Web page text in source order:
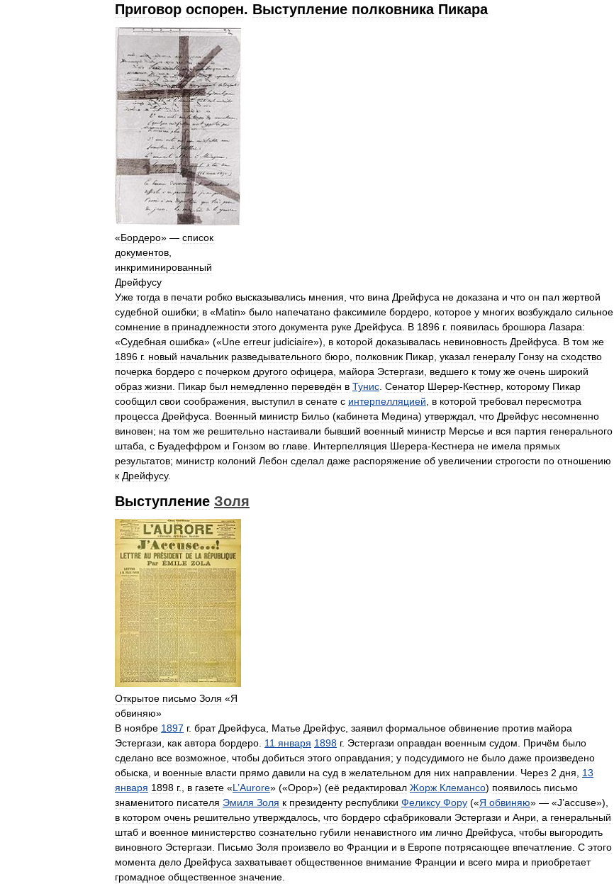
Приговор оспорен. Выступление полковника Пикара
«Бордеро» — список
документов
инкриминированный
Дрейфусу
Уже тогда в печати робко высказывались мнения что вина Дрейфуса не доказана и что он пал жертвой
судебной ошибки; в «Matin» было напечатано факсимиле бордеро которое у многих возбуждало сильное
сомнение в принадлежности этого документа руке Дрейфуса В 1896 г. появилась брошюра Лазара:
«Судебная ошибка» («Une erreur judiciaire»), в которой доказывалась невиновность Дрейфуса В том же
1896 г. новый начальник разведывательного бюро полковник Пикар указал генералу Гонзу на сходство
почерка бордеро с почерком другого офицера майора Эстергази ведшего к тому же очень широкий
образ жизни Пикар был немедленно переведён в Тунис Сенатор Шерер-Кестнер которому Пикар
сообщил свои соображения выступил в сенате с интерпелляцией в которой требовал пересмотра
процесса Дрейфуса Военный министр Бильо (кабинета Медина) утверждал что Дрейфус несомненно
виновен; на том же решительно настаивали бывший военный министр Мерсье и вся партия генерального
штаба с Буадеффром и Гонзом во главе Интерпелляция Шерера-Кестнера не имела прямых
результатов; министр колоний Лебон сделал даже распоряжение об увеличении строгости по отношению
к Дрейфусу.
Выступление Золя
Открытое письмо Золя «Я
обвиняю»
В ноябре 1897 г. брат Дрейфуса Матье Дрейфус заявил формальное обвинение против майора
Эстергази
как автора бордеро 11 января 1898 г. Эстергази оправдан военным судом Причём было
сделано все возможное чтобы добиться этого оправдания; у подсудимого не было даже произведено
обыска
и военные власти прямо давили на суд в желательном для них направлении Через 2 дня
13
января 1898 г., в газете «L ’Aurore» («Орор») (её редактировал Жорж Клемансо) появилось письмо
знаменитого писателя Эмиля Золя к президенту республики Феликсу Фору («Я обвиняю» — «J’accuse»),
в котором очень решительно утверждалось что бордеро сфабриковали Эстергази и Анри а генеральный
штаб и военное министерство сознательно губили ненавистного им лично Дрейфуса чтобы выгородить
виновного Эстергази Письмо Золя произвело во Франции и в Европе потрясающее впечатление С этого
момента дело Дрейфуса захватывает общественное внимание Франции и всего мира и приобретает
громадное общественное значение